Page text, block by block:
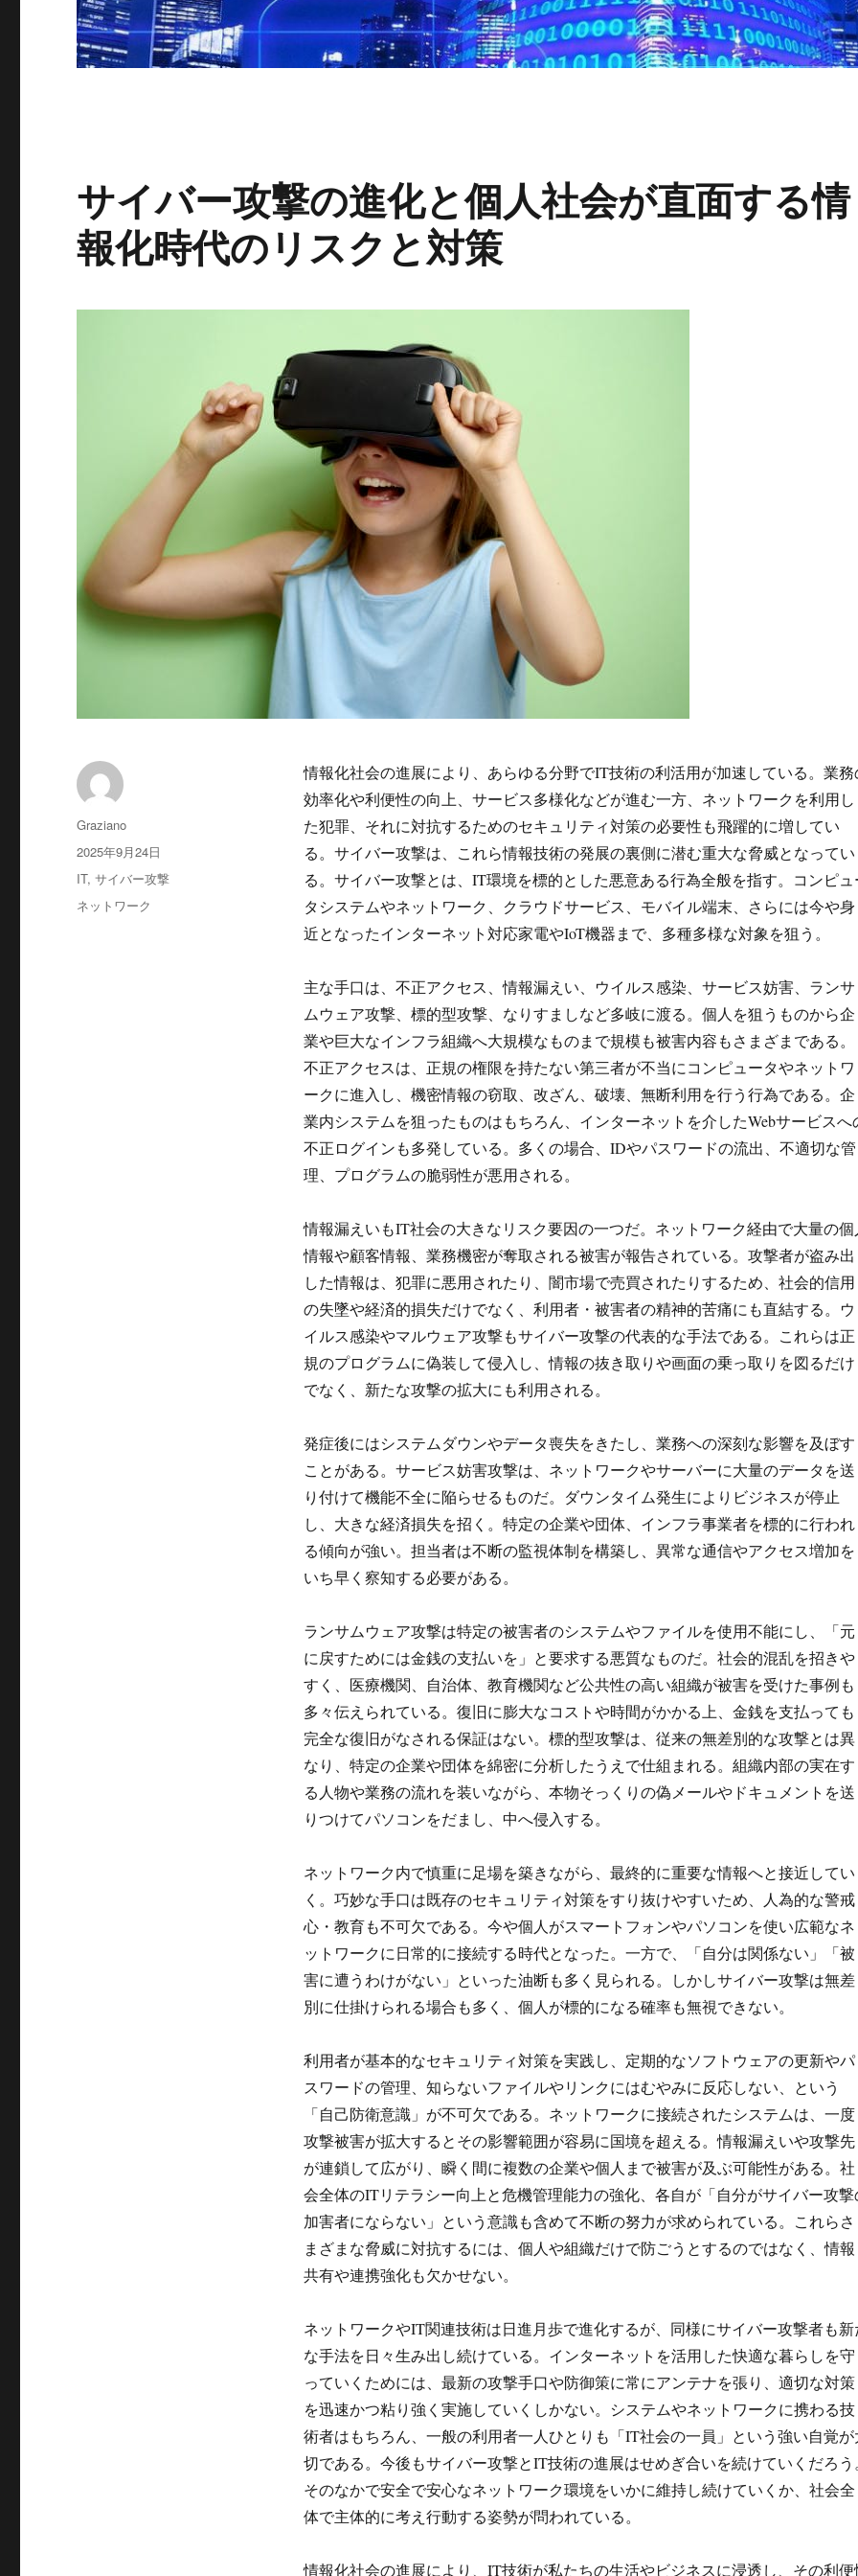
サイバー攻撃の進化と個人社会が直面する情
報化時代のリスクと対策
情報化社会の進展により、あらゆる分野でIT技術の利活用が加速している。 業務
効率化や利便性の向上、サービス多様化などが進む一方、ネットワークを利用し
た犯罪、それに対抗するためのセキュリティ対策の必要性も飛躍的に増してい
る。サイバー攻撃は、これら情報技術の発展の裏側に潜む重大な脅威となってい
る。サイバー攻撃とは、IT環境を標的とした悪意ある行為全般を指す。コンピュ
タシステムやネットワーク、クラウドサービス、モバイル端末、さらには今や身
近となったインターネット対応家電やIoT機器まで、多種多様な対象を狙う。
主な手口は、不正アクセス、情報漏えい、ウイルス感染、サービス妨害、ランサ
ムウェア攻撃、標的型攻撃、なりすましなど多岐に渡る。個人を狙うものから企
業や巨大なインフラ組織へ大規模なものまで規模も被害内容もさまざまである。
不正アクセスは、正規の権限を持たない第三者が不当にコンピュータやネットワ
ークに進入し、機密情報の窃取、改ざん、破壊、無断利用を行う行為である。企
業内システムを狙ったものはもちろん、インターネットを介したWebサービスへ
不正ログインも多発している。多くの場合、IDやパスワードの流出、不適切な管
理、プログラムの脆弱性が悪用される。
情報漏えいもIT社会の大きなリスク要因の一つだ。ネットワーク経由で大量の個
情報や顧客情報、業務機密が奪取される被害が報告されている。攻撃者が盗み出
した情報は、犯罪に悪用されたり、闇市場で売買されたりするため、社会的信用
の失墜や経済的損失だけでなく、利用者・被害者の精神的苦痛にも直結する。ウ
イルス感染やマルウェア攻撃もサイバー攻撃の代表的な手法である。これらは正
規のプログラムに偽装して侵入し、情報の抜き取りや画面の乗っ取りを図るだけ
でなく、新たな攻撃の拡大にも利用される。
発症後にはシステムダウンやデータ喪失をきたし、業務への深刻な影響を及ぼす
ことがある。サービス妨害攻撃は、ネットワークやサーバーに大量のデータを送
り付けて機能不全に陥らせるものだ。ダウンタイム発生によりビジネスが停止
し、大きな経済損失を招く。特定の企業や団体、インフラ事業者を標的に行われ
る傾向が強い。担当者は不断の監視体制を構築し、異常な通信やアクセス増加を
いち早く察知する必要がある。
ランサムウェア攻撃は特定の被害者のシステムやファイルを使用不能にし、「元
に戻すためには金銭の支払いを」と要求する悪質なものだ。社会的混乱を招きや
すく、医療機関、自治体、教育機関など公共性の高い組織が被害を受けた事例も
多々伝えられている。復旧に膨大なコストや時間がかかる上、金銭を支払っても
完全な復旧がなされる保証はない。標的型攻撃は、従来の無差別的な攻撃とは異
なり、特定の企業や団体を綿密に分析したうえで仕組まれる。組織内部の実在す
る人物や業務の流れを装いながら、本物そっくりの偽メールやドキュメントを送
りつけてパソコンをだまし、中へ侵入する。
ネットワーク内で慎重に足場を築きながら、最終的に重要な情報へと接近してい
く。巧妙な手口は既存のセキュリティ対策をすり抜けやすいため、人為的な警戒
心・教育も不可欠である。今や個人がスマートフォンやパソコンを使い広範なネ
ットワークに日常的に接続する時代となった。一方で、「自分は関係ない」「被
害に遭うわけがない」といった油断も多く見られる。しかしサイバー攻撃は無差
別に仕掛けられる場合も多く、個人が標的になる確率も無視できない。
利用者が基本的なセキュリティ対策を実践し、定期的なソフトウェアの更新やパ
スワードの管理、知らないファイルやリンクにはむやみに反応しない、という
「自己防衛意識」が不可欠である。ネットワークに接続されたシステムは、一度
攻撃被害が拡大するとその影響範囲が容易に国境を超える。情報漏えいや攻撃先
が連鎖して広がり、瞬く間に複数の企業や個人まで被害が及ぶ可能性がある。社
会全体のITリテラシー向上と危機管理能力の強化、各自が「自分がサイバー攻撃
加害者にならない」という意識も含めて不断の努力が求められている。これらさ
まざまな脅威に対抗するには、個人や組織だけで防ごうとするのではなく、情報
共有や連携強化も欠かせない。
ネットワークやIT関連技術は日進月歩で進化するが、同様にサイバー攻撃者も新
な手法を日々生み出し続けている。インターネットを活用した快適な暮らしを守
っていくためには、最新の攻撃手口や防御策に常にアンテナを張り、適切な対策
を迅速かつ粘り強く実施していくしかない。システムやネットワークに携わる技
術者はもちろん、一般の利用者一人ひとりも「IT社会の一員」という強い自覚が
切である。今後もサイバー攻撃とIT技術の進展はせめぎ合いを続けていくだろう
そのなかで安全で安心なネットワーク環境をいかに維持し続けていくか、社会全
体で主体的に考え行動する姿勢が問われている。
情報化社会の進展により、IT技術が私たちの生活やビジネスに浸透し、その利便
投
稿
Graziano
投
稿
日:
2025年9月24日
カ
テ
ゴ
IT,サイバー攻撃
タ
ネットワーク